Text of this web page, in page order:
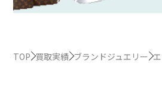
TOP 買取実績 ブランドジュエリー